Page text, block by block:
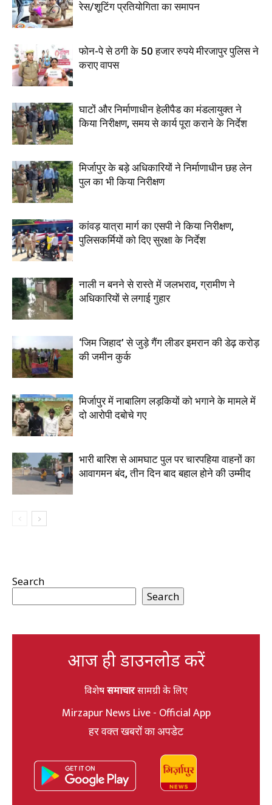
रेस/शूटिंग प्रतियोगिता का समापन
फोन-पे से ठगी के 50 हजार रुपये मीरजापुर पुलिस ने
कराए वापस
घाटों और निर्माणाधीन हेलीपैड का मंडलायुक्त ने
किया निरीक्षण, समय से कार्य पूरा कराने के निर्देश
मिर्जापुर के बड़े अधिकारियों ने निर्माणाधीन छह लेन
पुल का भी किया निरीक्षण
कांवड़ यात्रा मार्ग का एसपी ने किया निरीक्षण,
पुलिसकर्मियों को दिए सुरक्षा के निर्देश
नाली न बनने से रास्ते में जलभराव, ग्रामीण ने
अधिकारियों से लगाई गुहार
‘जिम जिहाद’ से जुड़े गैंग लीडर इमरान की डेढ़ करोड़
की जमीन कुर्क
मिर्जापुर में नाबालिग लड़कियों को भगाने के मामले में
दो आरोपी दबोचे गए
भारी बारिश से आमघाट पुल पर चारपहिया वाहनों का
आवागमन बंद, तीन दिन बाद बहाल होने की उम्मीद
Search
Search
आज ही डाउनलोड करें
विशेषसमाचारसामग्री के लिए
Mirzapur News Live - Official App
हर वक्त खबरों का अपडेट